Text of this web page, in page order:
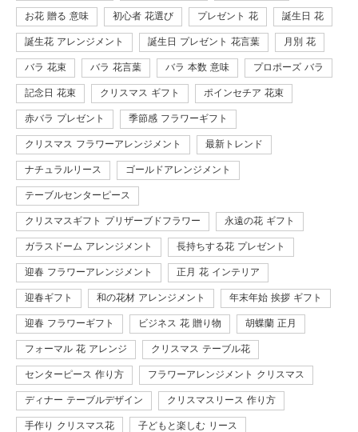
お花 贈る 意味 初心者 花選び プレゼント 花 誕生日 花
誕生花 アレンジメント 誕生日 プレゼント 花言葉 月別 花
バラ 花束 バラ 花言葉 バラ 本数 意味 プロポーズ バラ
記念日 花束 クリスマス ギフト ポインセチア 花束
赤バラ プレゼント 季節感 フラワーギフト
クリスマス フラワーアレンジメント 最新トレンド
ナチュラルリース ゴールドアレンジメント
テーブルセンターピース
クリスマスギフト プリザーブドフラワー 永遠の花 ギフト
ガラスドーム アレンジメント 長持ちする花 プレゼント
迎春 フラワーアレンジメント 正月 花 インテリア
迎春ギフト 和の花材 アレンジメント 年末年始 挨拶 ギフト
迎春 フラワーギフト ビジネス 花 贈り物 胡蝶蘭 正月
フォーマル 花 アレンジ クリスマス テーブル花
センターピース 作り方 フラワーアレンジメント クリスマス
ディナー テーブルデザイン クリスマスリース 作り方
手作り クリスマス花 子どもと楽しむ リース